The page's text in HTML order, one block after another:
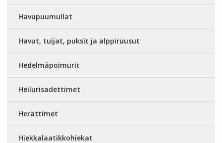
Havupuumullat
Havut, tuijat, puksit ja alppiruusut
Hedelmäpoimurit
Heilurisadettimet
Herättimet
Hiekkalaatikkohiekat